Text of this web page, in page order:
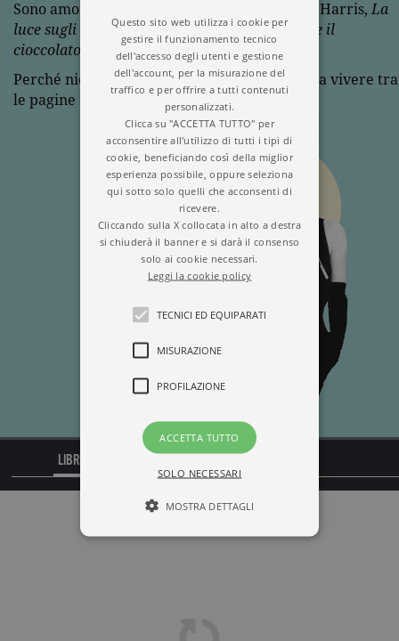
Sono amori da film, come
di Joanne Harris, La
luce sugli oceanidi M.L. Stedman,Dolce come il
cioccolato di Laura Esquivel.
Perché niente è come l’amore che riusciamo a vivere tra
le pagine di un libro.
LIBRI
Questo sito web utilizza i cookie per
gestire il funzionamento tecnico
dell'accesso degli utenti e gestione
dell'account, per la misurazione del
traffico e per offrire a tutti contenuti
personalizzati.
Clicca su "ACCETTA TUTTO" per
acconsentire all'utilizzo di tutti i tipi di
cookie, beneficiando così della miglior
esperienza possibile, oppure seleziona
qui sotto solo quelli che acconsenti di
ricevere.
Cliccando sulla X collocata in alto a destra
si chiuderà il banner e si darà il consenso
solo ai cookie necessari.
Leggi la cookie policy
TECNICI ED EQUIPARATI
MISURAZIONE
PROFILAZIONE
ACCETTA TUTTO
SOLO NECESSARI
MOSTRA DETTAGLI